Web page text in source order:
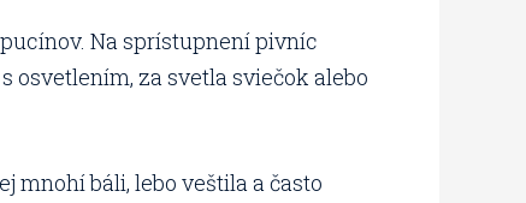
Na sprístupnení pivníc
osvetlením, za svetla sviečok alebo
mnohí báli, lebo veštila a často